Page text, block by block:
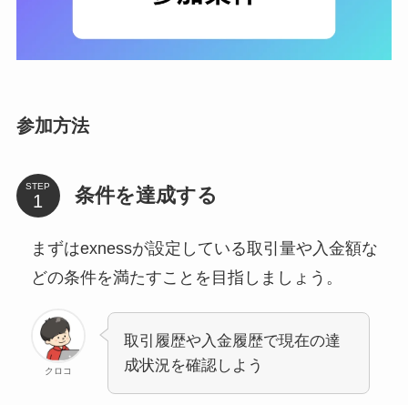
参加方法
STEP 条件を達成する
まずはexnessが設定している取引量や入金額な
どの条件を満たすことを目指しましょう。
クロコ
取引履歴や入金履歴で現在の達
成状況を確認しよう